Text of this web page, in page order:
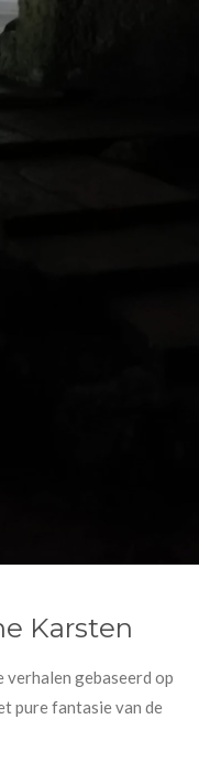
Karsten
verhalen gebaseerd op
pure fantasie van de